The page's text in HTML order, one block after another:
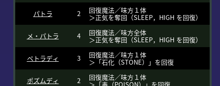
パトラ
2 回復魔法／味方１体
＞正気を奪回（SLEEP，HIGH を回復）
メ・パトラ
4 回復魔法／味方全体
＞正気を奪回（SLEEP，HIGH を回復）
ペトラディ
3 回復魔法／味方１体
＞「石化（STONE）」を回復
ポズムディ
2 回復魔法／味方１体